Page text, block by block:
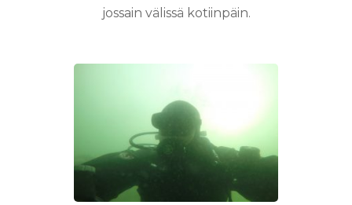
jossain välissä kotiinpäin.